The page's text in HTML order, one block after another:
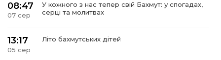
08:47
07 сер
У кожного з нас тепер свій Бахмут: у спогадах,
серці та молитвах
13:17
05 сер
Літо бахмутських дітей